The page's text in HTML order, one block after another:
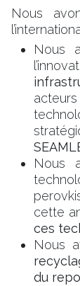
Nous
Nous
Nous
cette
ces
Nous
du